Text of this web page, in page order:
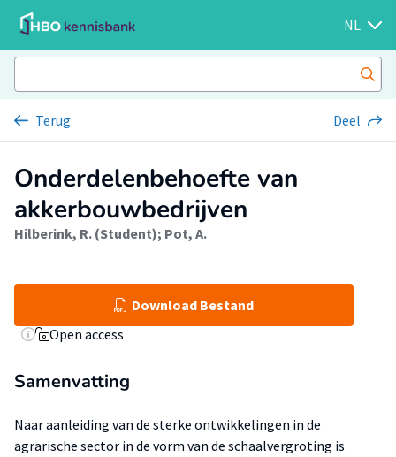
NL
Terug Deel
Onderdelenbehoefte van
akkerbouwbedrijven
Hilberink, R. (Student); Pot, A.
Download Bestand
Open access
Samenvatting
Naar aanleiding van de sterke ontwikkelingen in de
agrarische sector in de vorm van de schaalvergroting is